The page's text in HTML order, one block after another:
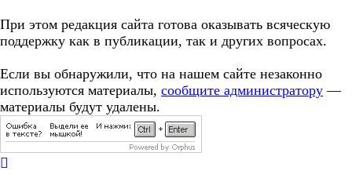
При этом редакция сайта готова оказывать всяческую
поддержку как в публикации, так и других вопросах.
Если вы обнаружили, что на нашем сайте незаконно
используются материалы, сообщите администратору —
материалы будут удалены.